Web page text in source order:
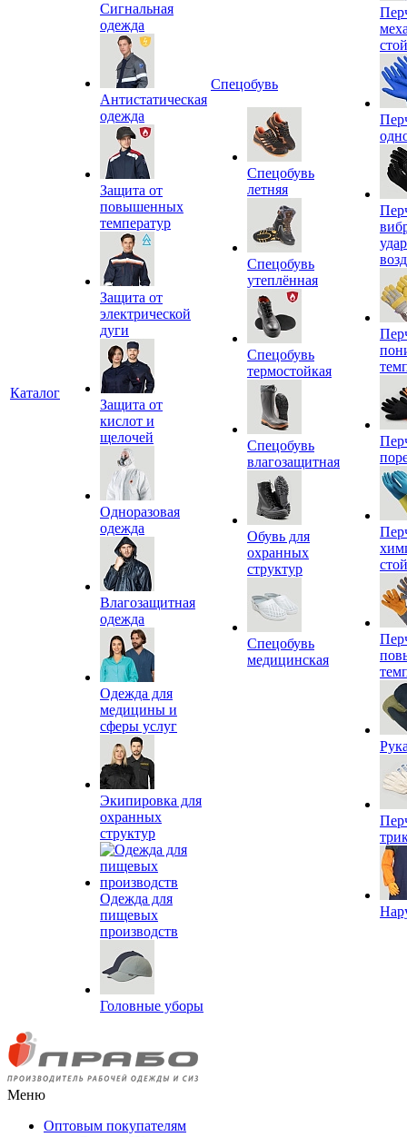
Каталог
Сигнальная
одежда
Антистатическая
одежда
Защита от
повышенных
температур
Защита от
электрической
дуги
Защита от
кислот и
щелочей
Одноразовая
одежда
Влагозащитная
одежда
Одежда для
медицины и
сферы услуг
Экипировка для
охранных
структур
Одежда для
пищевых
производств
Головные уборы
Спецобувь
Спецобувь
летняя
Спецобувь
утеплённая
Спецобувь
термостойкая
Спецобувь
влагозащитная
Обувь для
охранных
структур
Спецобувь
медицинская
Меню
Оптовым покупателям